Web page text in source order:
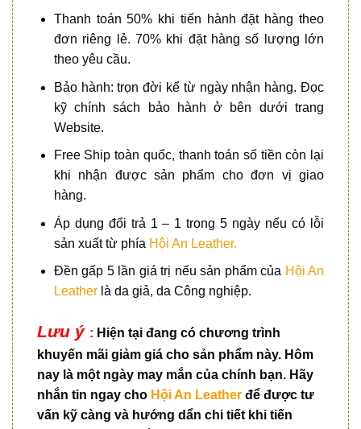
Thanh toán 50% khi tiến hành đặt hàng theo
đơn riêng lẻ. 70% khi đặt hàng số lượng lớn
theo yêu cầu.
Bảo hành: trọn đời kể từ ngày nhận hàng. Đọc
kỹ chính sách bảo hành ở bên dưới trang
Website.
Free Ship toàn quốc, thanh toán số tiền còn lại
khi nhận được sản phẩm cho đơn vị giao
hàng.
Áp dụng đổi trả 1 – 1 trong 5 ngày nếu có lỗi
sản xuất từ phía Hội An Leather.
Đền gấp 5 lần giá trị nếu sản phẩm của Hội An
Leatherlà da giả, da Công nghiệp.
Lưu ý : Hiện tại đang có chương trình
khuyến mãi giảm giá cho sản phẩm này. Hôm
nay là một ngày may mắn của chính bạn. Hãy
nhắn tin ngay cho Hội An Leather để được tư
vấn kỹ càng và hướng dẩn chi tiết khi tiến